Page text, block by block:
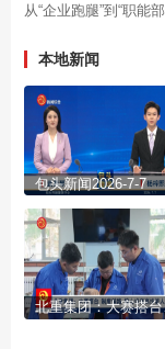
从“企业跑腿”到“职能
本地新闻
包头新闻2026-7-7
北重